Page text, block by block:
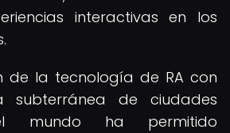
interactivas en los
de la tecnología de RA con
subterránea de ciudades
mundo ha permitido